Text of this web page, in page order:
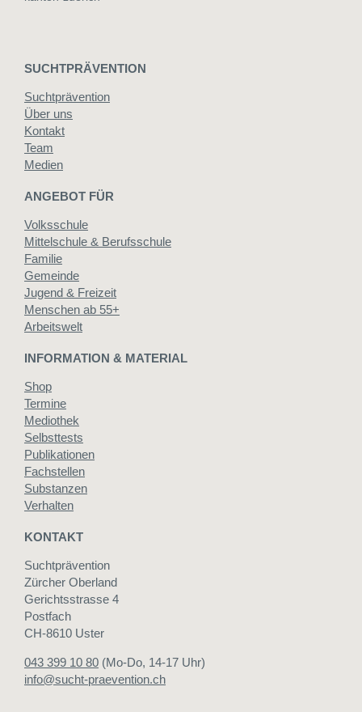
SUCHTPRÄVENTION
Suchtprävention
Über uns
Kontakt
Team
Medien
ANGEBOT FÜR
Volksschule
Mittelschule & Berufsschule
Familie
Gemeinde
Jugend & Freizeit
Menschen ab 55+
Arbeitswelt
INFORMATION & MATERIAL
Shop
Termine
Mediothek
Selbsttests
Publikationen
Fachstellen
Substanzen
Verhalten
KONTAKT
Suchtprävention
Zürcher Oberland
Gerichtsstrasse 4
Postfach
CH-8610 Uster
043 399 10 80 (Mo-Do, 14-17 Uhr)
info@sucht-praevention.ch